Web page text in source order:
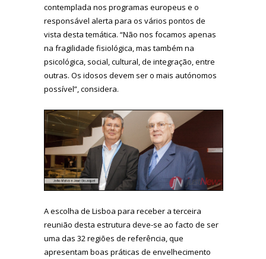
contemplada nos programas europeus e o
responsável alerta para os vários pontos de
vista desta temática. “Não nos focamos apenas
na fragilidade fisiológica, mas também na
psicológica, social, cultural, de integração, entre
outras. Os idosos devem ser o mais autónomos
possível”, considera.
A escolha de Lisboa para receber a terceira
reunião desta estrutura deve-se ao facto de ser
uma das 32 regiões de referência, que
apresentam boas práticas de envelhecimento